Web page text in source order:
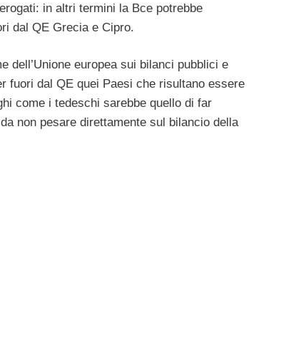
in altri termini la Bce potrebbe
dal QE Grecia e Cipro.
dell’Unione europea sui bilanci pubblici e
fuori dal QE quei Paesi che risultano essere
come i tedeschi sarebbe quello di far
non pesare direttamente sul bilancio della